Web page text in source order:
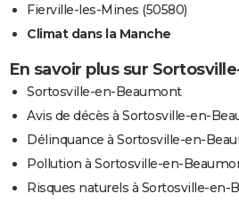
Fierville-les-Mines (50580)
Climat dans la Manche
En savoir plus sur
Sortosville-en-Beaumont
Avis de décès à Sortosville-en-
Délinquance à Sortosville-en-
Pollution à Sortosville-en-
Risques naturels à Sortosville-en-